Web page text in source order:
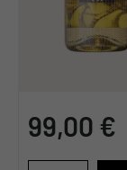
99,00 €